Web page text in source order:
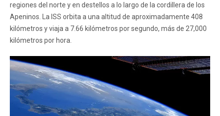
regiones del norte y en destellos a lo largo de la cordillera de los
Apeninos. La ISS orbita a una altitud de aproximadamente 408
kilómetros y viaja a 7.66 kilómetros por segundo, más de 27,000
kilómetros por hora.